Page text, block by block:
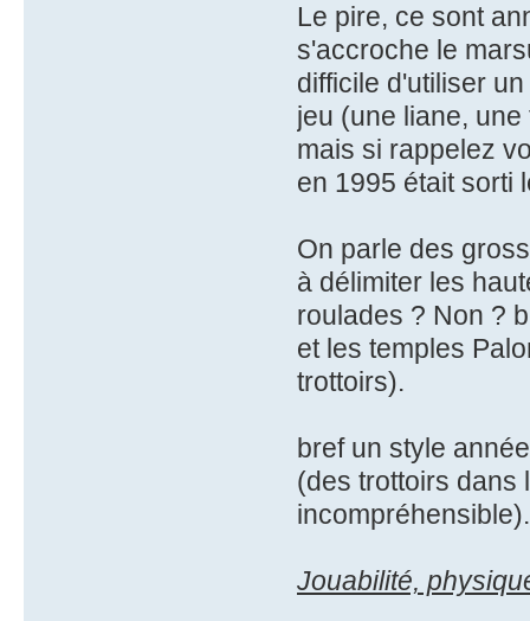
Le pire, ce sont
s'accroche le
difficile d'utiliser
jeu (une liane,
mais si rappelez
en 1995 était sorti
On parle des
à délimiter les
roulades ? Non ?
et les temples
trottoirs).
bref un style
(des trottoirs dans
incompréhensible).
Jouabilité,